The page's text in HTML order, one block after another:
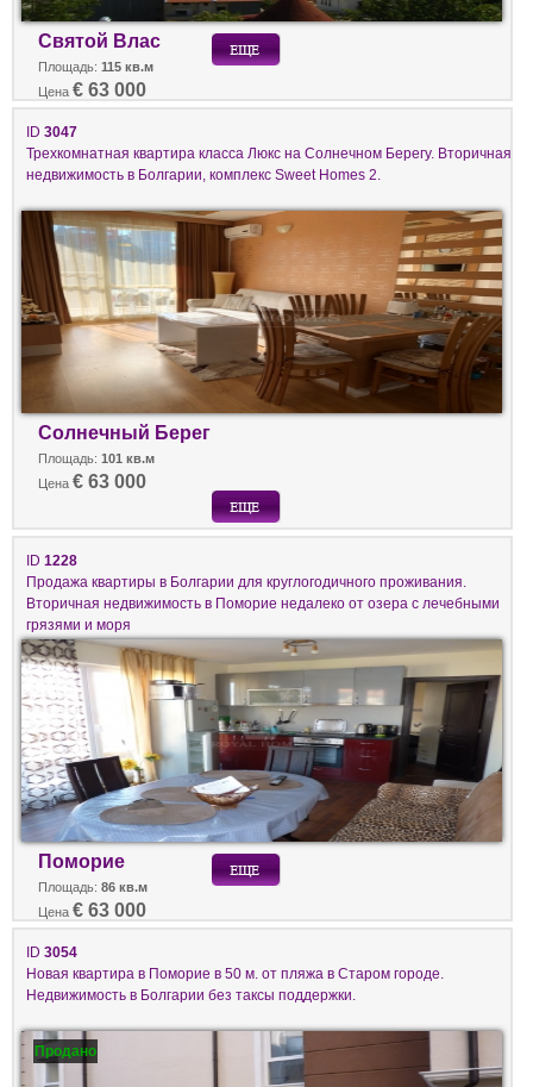
Святой Влас
Площадь: 115 кв.м
Цена € 63 000
ID 3047
Трехкомнатная квартира класса Люкс на Солнечном Берегу. Вторичная
недвижимость в Болгарии, комплекс Sweet Homes 2.
Солнечный Берег
Площадь: 101 кв.м
Цена € 63 000
ID 1228
Продажа квартиры в Болгарии для круглогодичного проживания.
Вторичная недвижимость в Поморие недалеко от озера с лечебными
грязями и моря
Поморие
Площадь: 86 кв.м
Цена € 63 000
ID 3054
Новая квартира в Поморие в 50 м. от пляжа в Старом городе.
Недвижимость в Болгарии без таксы поддержки.
Продано